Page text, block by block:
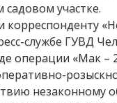
участке.
корреспонденту
службе ГУВД
операции «Мак –
незаконному